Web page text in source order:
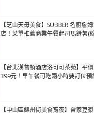
【芝山天母美食】SUBBER 名廚詹
店！菜單推薦商業午餐起司馬鈴薯(
【台北漢普頓酒店洛可可茶苑】平
399元！早午餐可吃兩小時要訂位預
【中山區錦州街美食宵夜】曾家豆